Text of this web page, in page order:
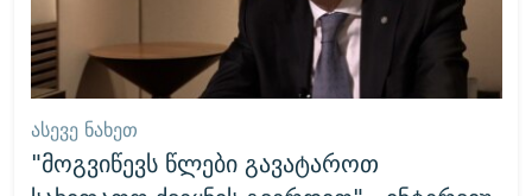
ᲐᲡᲔᲕᲔ ᲜᲐᲮᲔᲗ
"მოგვიწევს წლები გავატაროთ